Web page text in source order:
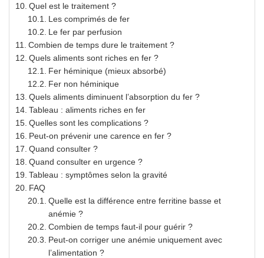
Quel est le traitement ?
Les comprimés de fer
Le fer par perfusion
Combien de temps dure le traitement ?
Quels aliments sont riches en fer ?
Fer héminique (mieux absorbé)
Fer non héminique
Quels aliments diminuent l’absorption du fer ?
Tableau : aliments riches en fer
Quelles sont les complications ?
Peut-on prévenir une carence en fer ?
Quand consulter ?
Quand consulter en urgence ?
Tableau : symptômes selon la gravité
FAQ
Quelle est la différence entre ferritine basse et
anémie ?
Combien de temps faut-il pour guérir ?
Peut-on corriger une anémie uniquement avec
l’alimentation ?